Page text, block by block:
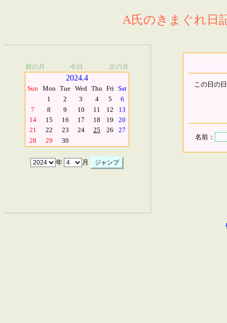
A氏のきまぐれ日
前の月 今日 次の月
2024.4
Sun Mon Tue Wed Thu Fri Sat
1
2 3 4 5
6
7
8 9 10 11 12
13
14
15 16 17 18 19
20
21
22 23 24 25 26
27
28
29 30
年 月
この日の
名前：